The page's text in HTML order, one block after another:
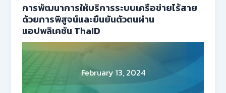
การพัฒนาการให้บริการระบบเครือข่ายไร้สาย
ด้วยการพิสูจน์และยืนยันตัวตนผ่าน
แอปพลิเคชัน ThaID
February 13, 2024